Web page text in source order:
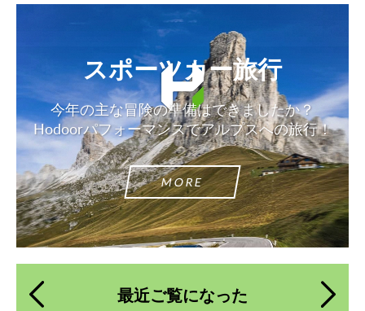
スポーツカー旅行
今年の主な冒険の準備はできましたか？
Hodoorパフォーマンスでアルプスへの旅行！
MORE
最近ご覧になった